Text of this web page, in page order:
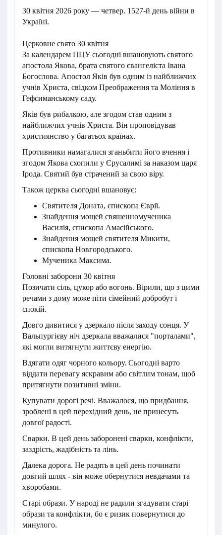
30 квітня 2026 року — четвер. 1527-й день війни в
Україні.
Церковне свято 30 квітня
За календарем ПЦУ сьогодні вшановують святого
апостола Якова, брата святого євангеліста Івана
Богослова. Апостол Яків був одним із найближчих
учнів Христа, свідком Преображення та Моління в
Гефсиманському саду.
Яків був рибалкою, але згодом став одним з
найближчих учнів Христа. Він проповідував
християнство у багатьох країнах.
Противники намагалися зганьбити його вчення і
згодом Якова схопили у Єрусалимі за наказом царя
Ірода. Святий був страчений за свою віру.
Також церква сьогодні вшановує:
Святителя Доната, єпископа Єврії.
Знайдення мощей свяшенномученика
Василія, єпископа Амасійського.
Знайдення мощей святителя Микити,
єпископа Новгородського.
Мученика Максима.
Головні заборони 30 квітня
Позичати сіль, цукор або вогонь. Вірили, що з цими
речами з дому може піти сімейний добробут і
спокій.
Довго дивитися у дзеркало після заходу сонця. У
Вальпургієву ніч дзеркала вважалися "порталами",
які могли витягнути життєву енергію.
Вдягати одяг чорного кольору. Сьогодні варто
віддати перевагу яскравим або світлим тонам, щоб
притягнути позитивні зміни.
Купувати дорогі речі. Вважалося, що придбання,
зроблені в цей перехідний день, не принесуть
довгої радості.
Сварки. В цей день заборонені сварки, конфлікти,
заздрість, жадібність та лінь.
Далека дорога. Не радять в цей день починати
довгий шлях - він може обернутися невдачами та
хворобами.
Старі образи. У народі не радили згадувати старі
образи та конфлікти, бо є ризик повернутися до
минулого.